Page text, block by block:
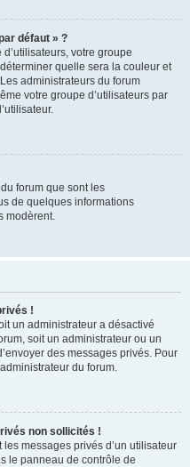
défaut » ?
votre groupe
quelle sera la couleur et
administrateurs du forum
votre groupe d’utilisateurs par
forum que sont les
de quelques informations
modèrent.
!
un administrateur a désactivé
soit un administrateur ou un
des messages privés. Pour
du forum.
non sollicités !
messages privés d’un utilisateur
le panneau de contrôle de